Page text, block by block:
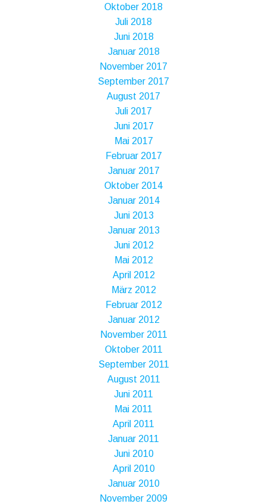
Oktober 2018
Juli 2018
Juni 2018
Januar 2018
November 2017
September 2017
August 2017
Juli 2017
Juni 2017
Mai 2017
Februar 2017
Januar 2017
Oktober 2014
Januar 2014
Juni 2013
Januar 2013
Juni 2012
Mai 2012
April 2012
März 2012
Februar 2012
Januar 2012
November 2011
Oktober 2011
September 2011
August 2011
Juni 2011
Mai 2011
April 2011
Januar 2011
Juni 2010
April 2010
Januar 2010
November 2009